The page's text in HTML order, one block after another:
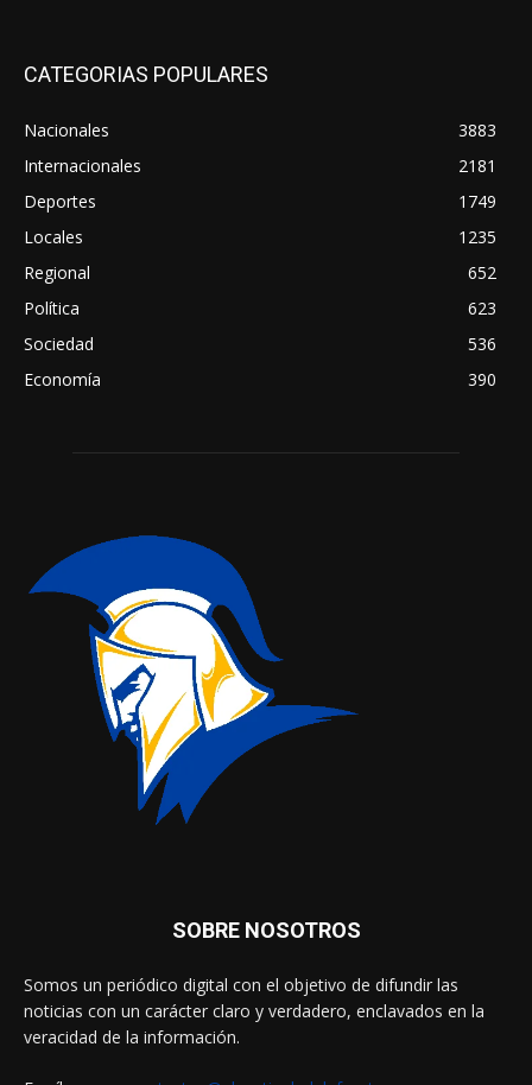
CATEGORIAS POPULARES
Nacionales
3883
Internacionales
2181
Deportes
1749
Locales
1235
Regional
652
Política
623
Sociedad
536
Economía
390
SOBRE NOSOTROS
Somos un periódico digital con el objetivo de difundir las
noticias con un carácter claro y verdadero, enclavados en la
veracidad de la información.